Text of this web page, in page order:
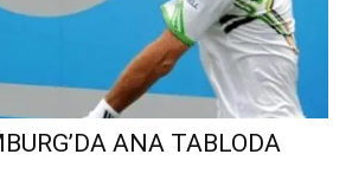
ANA TABLODA